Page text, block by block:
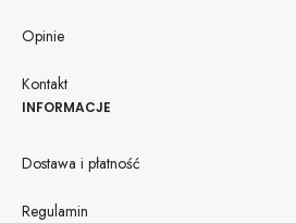
Opinie
Kontakt
INFORMACJE
Dostawa i płatność
Regulamin